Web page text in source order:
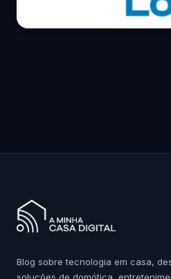
Blog sobre tecnologia em casa,